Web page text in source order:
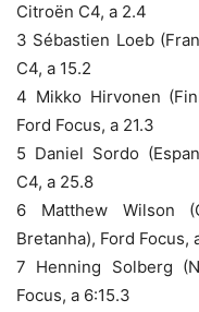
Citroën C4, a 2.4
3 Sébastien Loeb
C4, a 15.2
4 Mikko Hirvonen
Ford Focus, a 21.3
5 Daniel Sordo
C4, a 25.8
6 Matthew Wilson
Bretanha), Ford Focus,
7 Henning Solberg
Focus, a 6:15.3